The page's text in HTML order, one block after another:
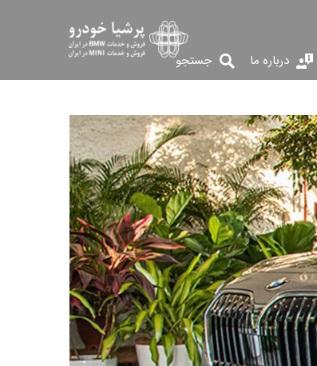
درباره ما جستجو